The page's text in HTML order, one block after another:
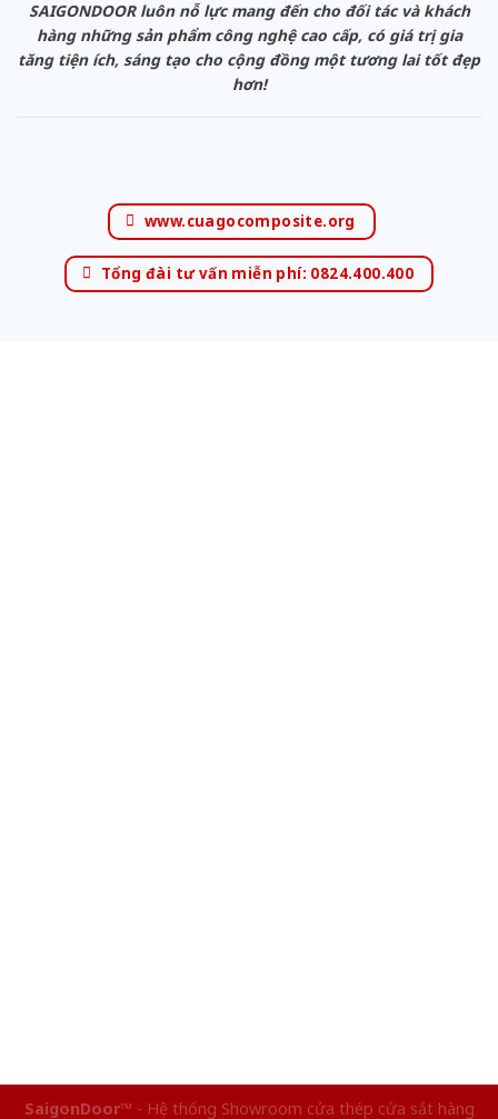
SAIGONDOOR luôn nỗ lực mang đến cho đối tác và khách
hàng những sản phẩm công nghệ cao cấp, có giá trị gia
tăng tiện ích, sáng tạo cho cộng đồng một tương lai tốt đẹp
hơn!
www.cuagocomposite.org
Tổng đài tư vấn miễn phí: 0824.400.400
SaigonDoor™ - Hệ thống Showroom cửa thép cửa sắt hàng